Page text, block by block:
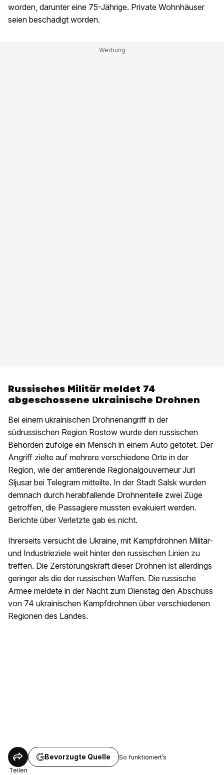
worden, darunter eine 75-Jährige. Private Wohnhäuser
seien beschädigt worden.
Russisches Militär meldet 74
abgeschossene ukrainische Drohnen
Bei einem ukrainischen Drohnenangriff in der
südrussischen Region Rostow wurde den russischen
Behörden zufolge ein Mensch in einem Auto getötet. Der
Angriff zielte auf mehrere verschiedene Orte in der
Region, wie der amtierende Regionalgouverneur Juri
Sljusar bei Telegram mitteilte. In der Stadt Salsk wurden
demnach durch herabfallende Drohnenteile zwei Züge
getroffen, die Passagiere mussten evakuiert werden.
Berichte über Verletzte gab es nicht.
Ihrerseits versucht die Ukraine, mit Kampfdrohnen Militär-
und Industrieziele weit hinter den russischen Linien zu
treffen. Die Zerstörungskraft dieser Drohnen ist allerdings
geringer als die der russischen Waffen. Die russische
Armee meldete in der Nacht zum Dienstag den Abschuss
von 74 ukrainischen Kampfdrohnen über verschiedenen
Regionen des Landes.
Teilen
Bevorzugte Quelle So funktioniert’s